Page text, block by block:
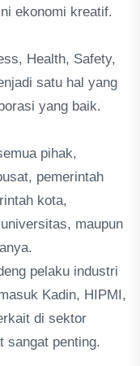
ekonomi kreatif.
Health, Safety,
satu hal yang
yang baik.
pihak,
pemerintah
kota,
maupun
pelaku industri
Kadin, HIPMI,
di sektor
sangat penting.